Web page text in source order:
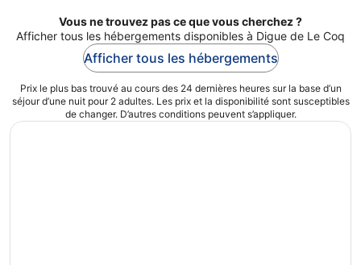
Vous ne trouvez pas ce que vous cherchez ?
Afficher tous les hébergements disponibles à Digue de Le Coq
Afficher tous les hébergements
Prix le plus bas trouvé au cours des 24 dernières heures sur la base d’un
séjour d’une nuit pour 2 adultes. Les prix et la disponibilité sont susceptibles
de changer. D’autres conditions peuvent s’appliquer.